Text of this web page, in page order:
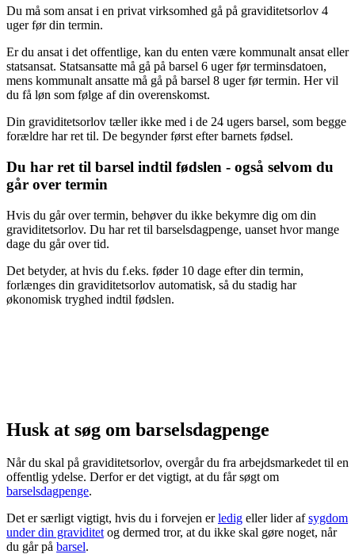
Du må som ansat i en privat virksomhed gå på graviditetsorlov 4
uger før din termin.
Er du ansat i det offentlige, kan du enten være kommunalt ansat eller
statsansat. Statsansatte må gå på barsel 6 uger før terminsdatoen,
mens kommunalt ansatte må gå på barsel 8 uger før termin. Her vil
du få løn som følge af din overenskomst.
Din graviditetsorlov tæller ikke med i de 24 ugers barsel, som begge
forældre har ret til. De begynder først efter barnets fødsel.
Du har ret til barsel indtil fødslen - også selvom du
går over termin
Hvis du går over termin, behøver du ikke bekymre dig om din
graviditetsorlov. Du har ret til barselsdagpenge, uanset hvor mange
dage du går over tid.
Det betyder, at hvis du f.eks. føder 10 dage efter din termin,
forlænges din graviditetsorlov automatisk, så du stadig har
økonomisk tryghed indtil fødslen.
Husk at søg om barselsdagpenge
Når du skal på graviditetsorlov, overgår du fra arbejdsmarkedet til en
offentlig ydelse. Derfor er det vigtigt, at du får søgt om
barselsdagpenge.
Det er særligt vigtigt, hvis du i forvejen erledig eller lider afsygdom
under din graviditetog dermed tror, at du ikke skal gøre noget, når
du går på barsel.